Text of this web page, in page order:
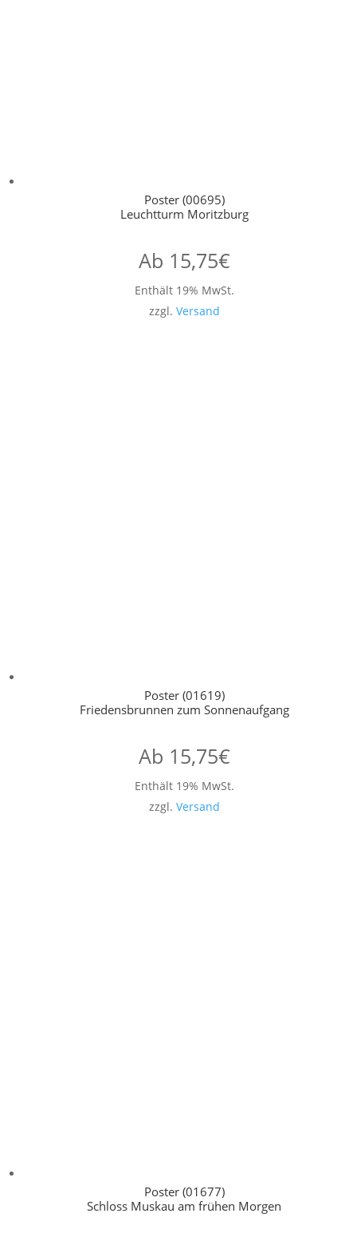
Poster (00695)
Leuchtturm Moritzburg
Ab 15,75€
Enthält 19% MwSt.
zzgl. Versand
Poster (01619)
Friedensbrunnen zum Sonnenaufgang
Ab 15,75€
Enthält 19% MwSt.
zzgl. Versand
Poster (01677)
Schloss Muskau am frühen Morgen